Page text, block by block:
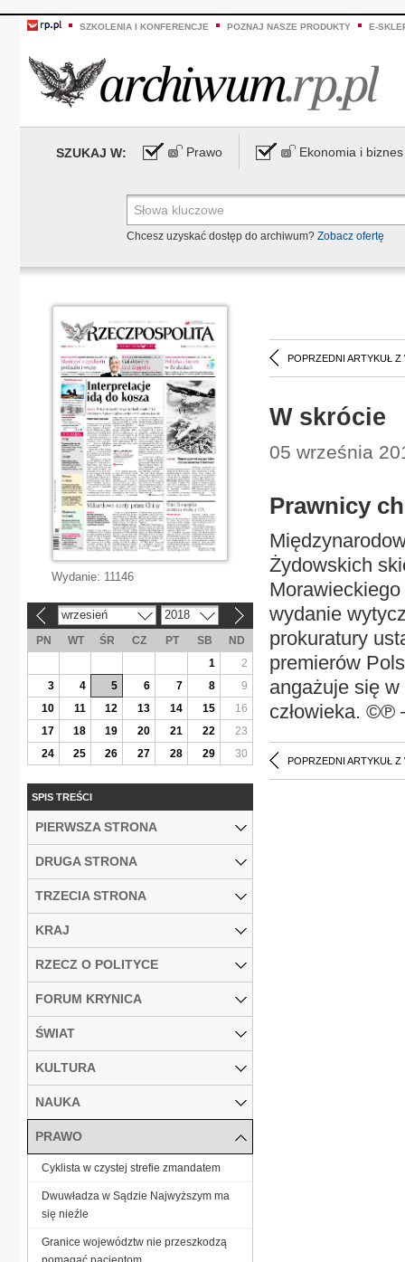
SZKOLENIA I KONFERENCJE POZNAJ NASZE PRODUKTY E-
SZUKAJ W: Prawo Ekonomia i biznes
Chcesz uzyskać dostęp do archiwum? Zobacz ofertę
POPRZEDNI ARTYKUŁ Z
W skrócie
05 września
Prawnicy
Żydowskich
wydanie
prokuratury
premierów
angażuje się
człowieka. ©℗
POPRZEDNI ARTYKUŁ Z
Wydanie: 11146
wrzesień 2018
PN WT ŚR CZ PT SB
ND
1
2
3
4 5 6 7 8
9
10
11 12 13 14 15
16
17
18 19 20 21 22
23
24
25 26 27 28 29 30
SPIS TREŚCI
PIERWSZA STRONA
DRUGA STRONA
TRZECIA STRONA
KRAJ
RZECZ O POLITYCE
FORUM KRYNICA
ŚWIAT
KULTURA
NAUKA
PRAWO
Cyklista w czystej strefie zmandatem
Dwuwładza w Sądzie Najwyższym ma
się nieźle
Granice województw nie przeszkodzą